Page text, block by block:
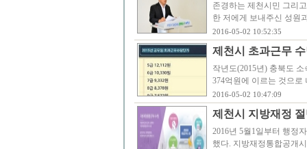
존경하는 제천시민 그리
한 저에게 보내주신 성원
2016-05-02 10:52:35
제천시 초과근무
작년도(2015년) 충북도
374억원에 이르는 것으
2016-05-02 10:47:09
제천시 지방재정
2016년 5월1일부터 행정
했다. 지방재정통합공개